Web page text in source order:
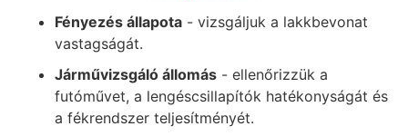
Fényezés állapota - vizsgáljuk a lakkbevonat
vastagságát.
Járművizsgáló állomás - ellenőrizzük a
futóművet, a lengéscsillapítók hatékonyságát és
a fékrendszer teljesítményét.